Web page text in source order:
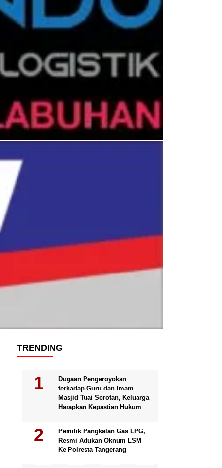
TRENDING
Dugaan Pengeroyokan
terhadap Guru dan Imam
Masjid Tuai Sorotan, Keluarga
Harapkan Kepastian Hukum
Pemilik Pangkalan Gas LPG,
Resmi Adukan Oknum LSM
Ke Polresta Tangerang